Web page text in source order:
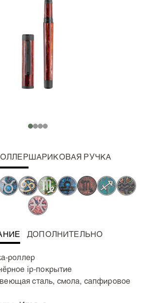
ШАРИКОВАЯ РУЧКА
ДОПОЛНИТЕЛЬНО
инструменты для каждого знака
сошлись для того, чтобы
пишущих инструментов,
заложенные звездами
роллер
ip-покрытие